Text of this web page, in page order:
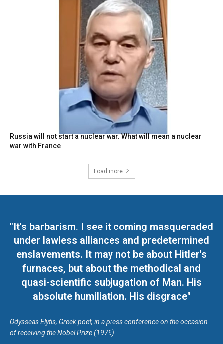
Russia will not start a nuclear war. What will mean a nuclear
war with France
Load more
"It's barbarism. I see it coming masqueraded
under lawless alliances and predetermined
enslavements. It may not be about Hitler's
furnaces, but about the methodical and
quasi-scientific subjugation of Man. His
absolute humiliation. His disgrace"
Odysseas Elytis, Greek poet, in a press conference on the occasion
of receiving the Nobel Prize (1979)